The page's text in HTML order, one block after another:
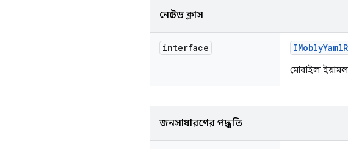
নেস্টেড ক্লাস
interface IMoblyYaml
মোবাইল
জনসাধারণের পদ্ধতি